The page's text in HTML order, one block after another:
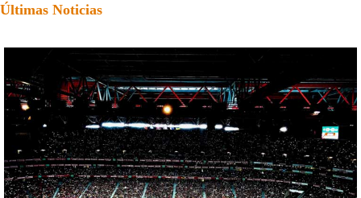
Últimas Noticias